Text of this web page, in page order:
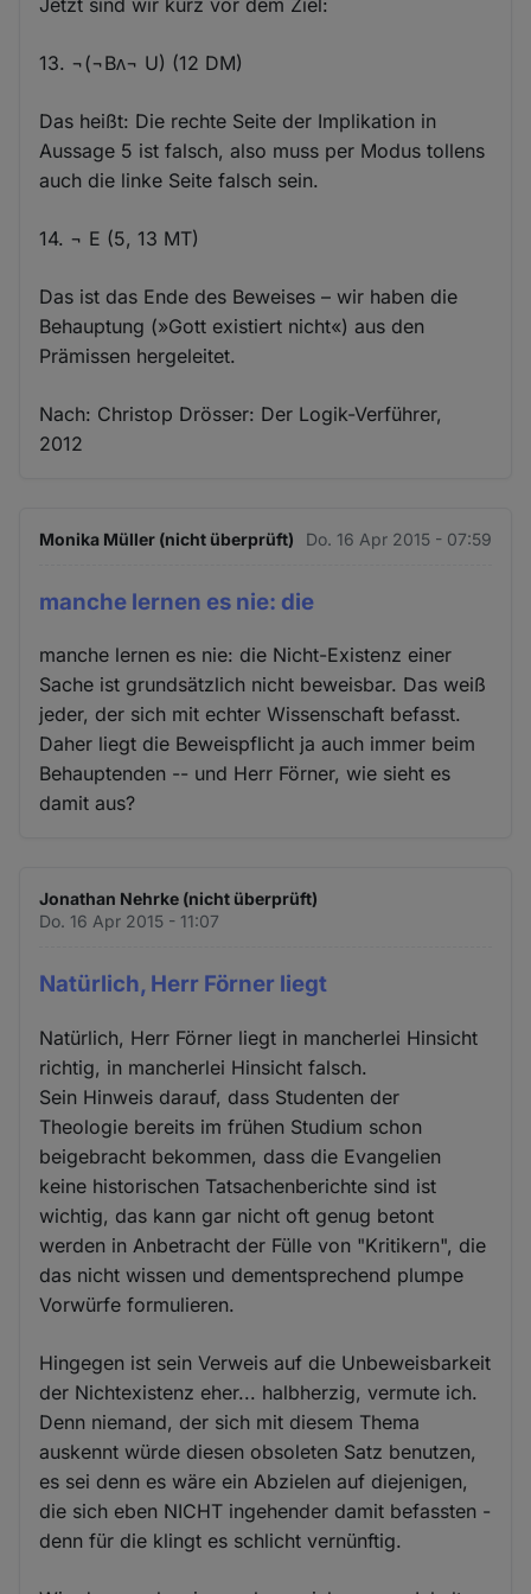
13. ¬(¬Bᴧ¬ U) (12 DM)
Das heißt: Die rechte Seite der Implikation in
Aussage 5 ist falsch, also muss per Modus tollens
auch die linke Seite falsch sein.
14. ¬ E (5, 13 MT)
Das ist das Ende des Beweises – wir haben die
Behauptung (»Gott existiert nicht«) aus den
Prämissen hergeleitet.
Nach: Christop Drösser: Der Logik-Verführer,
2012
Monika Müller (nicht überprüft) Do. 16 Apr 2015 - 07:59
manche lernen es nie: die
manche lernen es nie: die Nicht-Existenz einer
Sache ist grundsätzlich nicht beweisbar. Das weiß
jeder, der sich mit echter Wissenschaft befasst.
Daher liegt die Beweispflicht ja auch immer beim
Behauptenden -- und Herr Förner, wie sieht es
damit aus?
Jonathan Nehrke (nicht überprüft)
Do. 16 Apr 2015 - 11:07
Natürlich, Herr Förner liegt
Natürlich, Herr Förner liegt in mancherlei Hinsicht
richtig, in mancherlei Hinsicht falsch.
Sein Hinweis darauf, dass Studenten der
Theologie bereits im frühen Studium schon
beigebracht bekommen, dass die Evangelien
keine historischen Tatsachenberichte sind ist
wichtig, das kann gar nicht oft genug betont
werden in Anbetracht der Fülle von "Kritikern", die
das nicht wissen und dementsprechend plumpe
Vorwürfe formulieren.
Hingegen ist sein Verweis auf die Unbeweisbarkeit
der Nichtexistenz eher... halbherzig, vermute ich.
Denn niemand, der sich mit diesem Thema
auskennt würde diesen obsoleten Satz benutzen,
es sei denn es wäre ein Abzielen auf diejenigen,
die sich eben NICHT ingehender damit befassten -
denn für die klingt es schlicht vernünftig.